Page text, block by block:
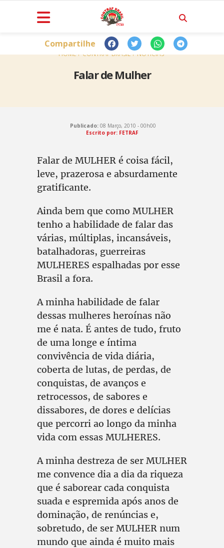
HOME CONTRAF BRASIL NOTÍCIAS
Falar de Mulher
Compartilhe
Publicado:08 Março, 2010 - 00h00
Escrito por: FETRAF
Falar de MULHER é coisa fácil,
leve, prazerosa e absurdamente
gratificante.
Ainda bem que como MULHER
tenho a habilidade de falar das
várias, múltiplas, incansáveis,
batalhadoras, guerreiras
MULHERES espalhadas por esse
Brasil a fora.
A minha habilidade de falar
dessas mulheres heroínas não
me é nata. É antes de tudo, fruto
de uma longe e íntima
convivência de vida diária,
coberta de lutas, de perdas, de
conquistas, de avanços e
retrocessos, de sabores e
dissabores, de dores e delícias
que percorri ao longo da minha
vida com essas MULHERES.
A minha destreza de ser MULHER
me convence dia a dia da riqueza
que é saborear cada conquista
suada e espremida após anos de
dominação, de renúncias e,
sobretudo, de ser MULHER num
mundo que ainda é muito mais